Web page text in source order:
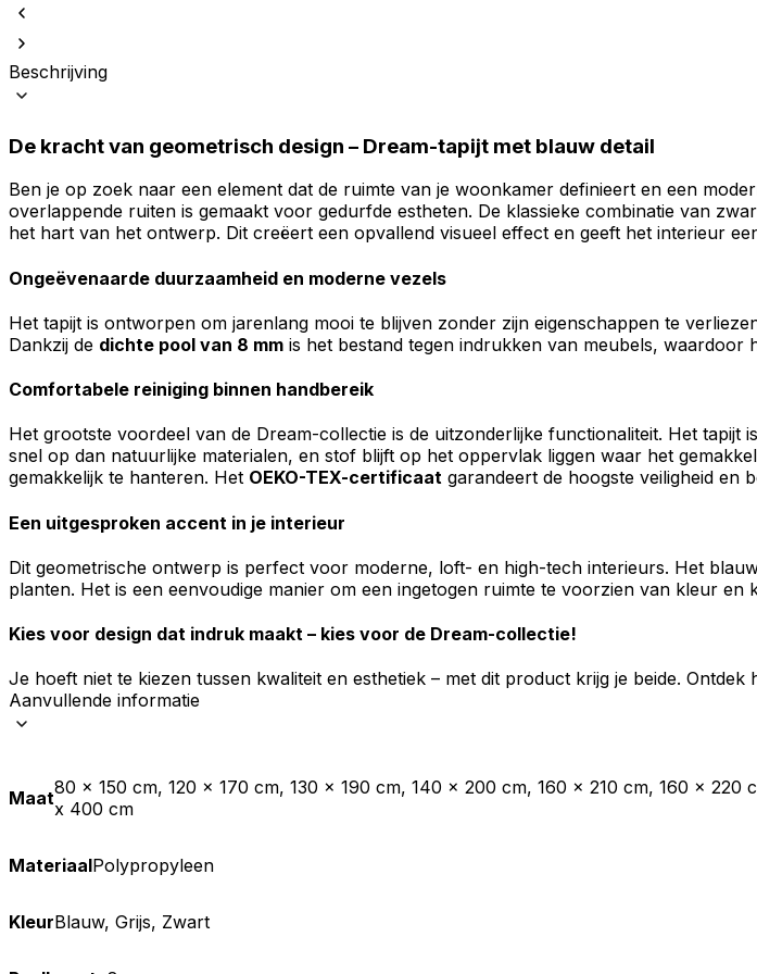
Beschrijving
De kracht van geometrisch design – Dream-tapijt met blauw detail
Ben je op zoek naar een element dat de ruimte van je woonkamer definieert en een
overlappende ruiten is gemaakt voor gedurfde estheten. De klassieke combinatie van
het hart van het ontwerp. Dit creëert een opvallend visueel effect en geeft het interieur
Ongeëvenaarde duurzaamheid en moderne vezels
Het tapijt is ontworpen om jarenlang mooi te blijven zonder zijn eigenschappen te
Dankzij de dichte pool van 8 mm is het bestand tegen indrukken van meubels,
Comfortabele reiniging binnen handbereik
Het grootste voordeel van de Dream-collectie is de uitzonderlijke functionaliteit. Het
snel op dan natuurlijke materialen, en stof blijft op het oppervlak liggen waar het
gemakkelijk te hanteren. Het OEKO-TEX-certificaat garandeert de hoogste veiligheid en
Een uitgesproken accent in je interieur
Dit geometrische ontwerp is perfect voor moderne, loft- en high-tech interieurs. Het
planten. Het is een eenvoudige manier om een ingetogen ruimte te voorzien van kleur en
Kies voor design dat indruk maakt – kies voor de Dream-collectie!
Je hoeft niet te kiezen tussen kwaliteit en esthetiek – met dit product krijg je beide.
Aanvullende informatie
Maat80 x 150 cm, 120 x 170 cm, 130 x 190 cm, 140 x 200 cm, 160 x 210 cm, 160 x
x 400 cm
MateriaalPolypropyleen
KleurBlauw, Grijs, Zwart